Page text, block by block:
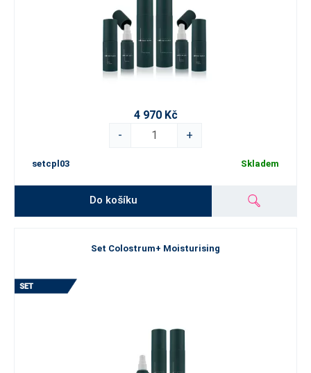
4 970 Kč
-
+
setcpl03 Skladem
Do košíku
Set Colostrum+ Moisturising